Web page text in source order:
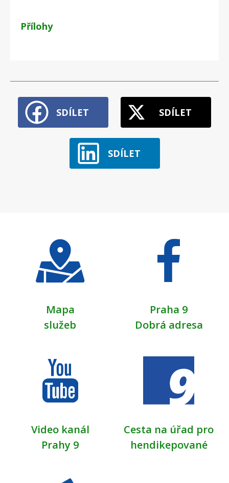
Přílohy
SDÍLET SDÍLET
SDÍLET
Mapa
služeb
Praha 9
Dobrá adresa
Video kanál
Prahy 9
Cesta na úřad pro
hendikepované